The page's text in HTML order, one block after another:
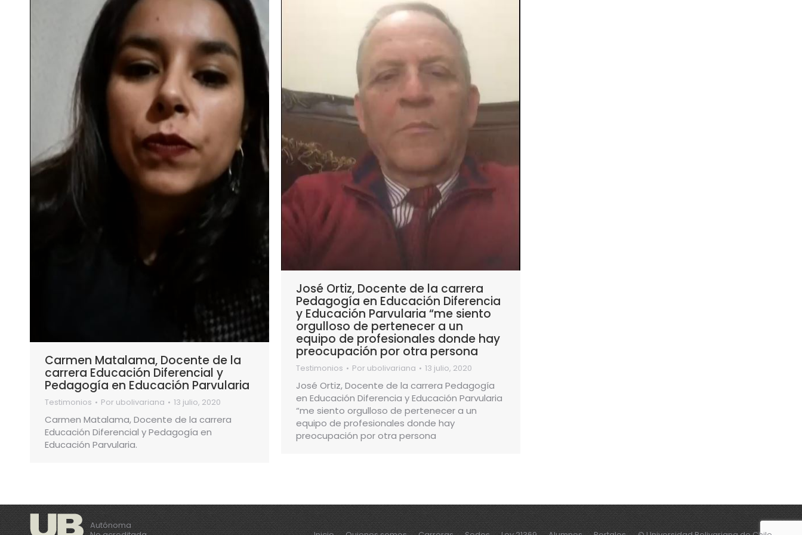
Carmen Matalama, Docente de la
carrera Educación Diferencial y
Pedagogía en Educación Parvularia
Testimonios Por ubolivariana 13 julio, 2020
Carmen Matalama, Docente de la carrera
Educación Diferencial y Pedagogía en
Educación Parvularia.
José Ortiz, Docente de la carrera
Pedagogía en Educación Diferencia
y Educación Parvularia “me siento
orgulloso de pertenecer a un
equipo de profesionales donde hay
preocupación por otra persona
Testimonios Por ubolivariana 13 julio, 2020
José Ortiz, Docente de la carrera Pedagogía
en Educación Diferencia y Educación Parvularia
“me siento orgulloso de pertenecer a un
equipo de profesionales donde hay
preocupación por otra persona
Autónoma